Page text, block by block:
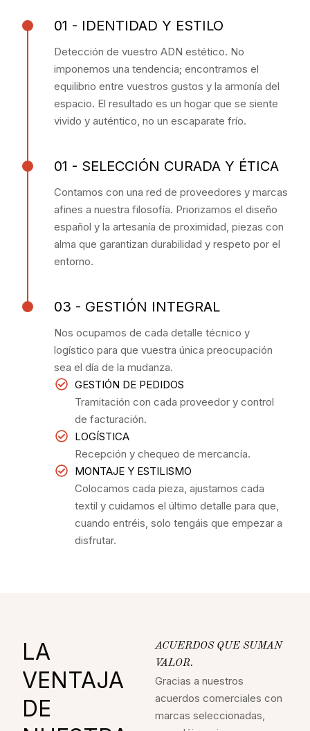
01 - IDENTIDAD Y ESTILO
Detección de vuestro ADN estético. No
imponemos una tendencia; encontramos el
equilibrio entre vuestros gustos y la armonía del
espacio. El resultado es un hogar que se siente
vivido y auténtico, no un escaparate frío.
01 - SELECCIÓN CURADA Y ÉTICA
Contamos con una red de proveedores y marcas
afines a nuestra filosofía. Priorizamos el diseño
español y la artesanía de proximidad, piezas con
alma que garantizan durabilidad y respeto por el
entorno.
03 - GESTIÓN INTEGRAL
Nos ocupamos de cada detalle técnico y
logístico para que vuestra única preocupación
sea el día de la mudanza.
GESTIÓN DE PEDIDOS
Tramitación con cada proveedor y control
de facturación.
LOGÍSTICA
Recepción y chequeo de mercancía.
MONTAJE Y ESTILISMO
Colocamos cada pieza, ajustamos cada
textil y cuidamos el último detalle para que,
cuando entréis, solo tengáis que empezar a
disfrutar.
LA
VENTAJA
DE
ACUERDOS QUE SUMAN
VALOR.
Gracias a nuestros
acuerdos comerciales con
marcas seleccionadas,